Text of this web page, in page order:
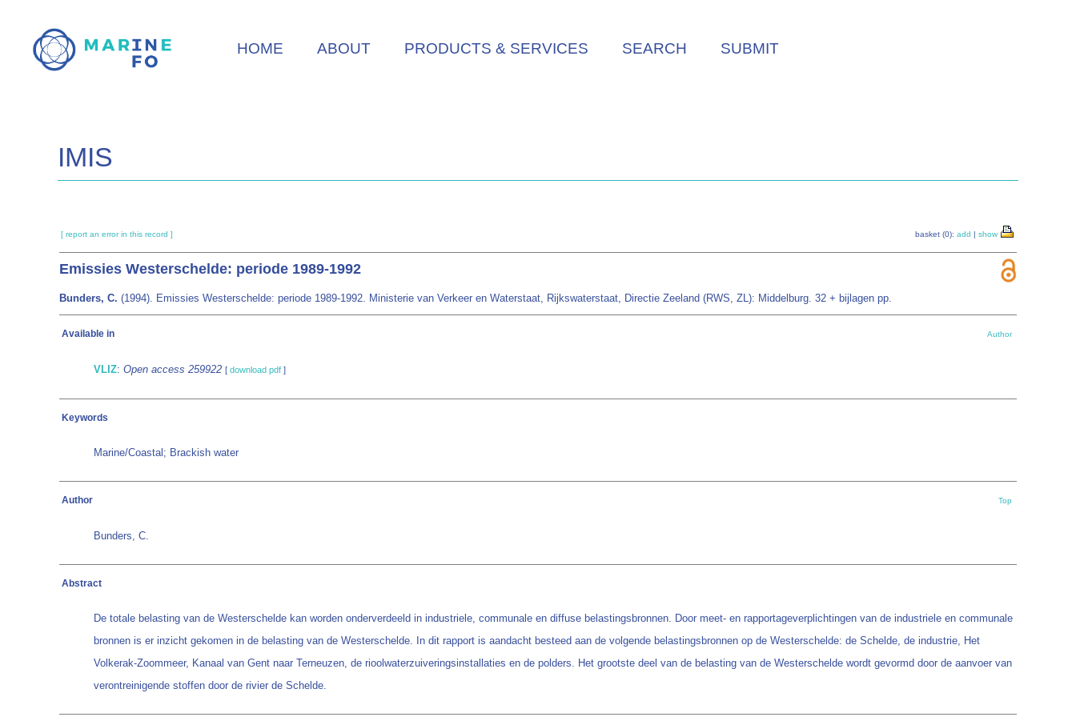
main
HOME ABOUT PRODUCTS & SERVICES SEARCH SUBMIT
IMIS
[ report an error in this record ] basket (0): add | show
Emissies Westerschelde: periode 1989-1992
Bunders, C. (1994). Emissies Westerschelde: periode 1989-1992. Ministerie van Verkeer en Waterstaat, Rijkswaterstaat, Directie Zeeland (RWS, ZL): Middelburg. 32 + bijlagen pp.
Available in Author
VLIZ: Open access 259922 [ download pdf ]
Keywords
Marine/Coastal; Brackish water
Author Top
Bunders, C.
Abstract
De totale belasting van de Westerschelde kan worden onderverdeeld in industriele, communale en diffuse belastingsbronnen. Door meet- en rapportageverplichtingen van de industriele en communale
bronnen is er inzicht gekomen in de belasting van de Westerschelde. In dit rapport is aandacht besteed aan de volgende belastingsbronnen op de Westerschelde: de Schelde, de industrie, Het
Volkerak-Zoommeer, Kanaal van Gent naar Terneuzen, de rioolwaterzuiveringsinstallaties en de polders. Het grootste deel van de belasting van de Westerschelde wordt gevormd door de aanvoer van
verontreinigende stoffen door de rivier de Schelde.